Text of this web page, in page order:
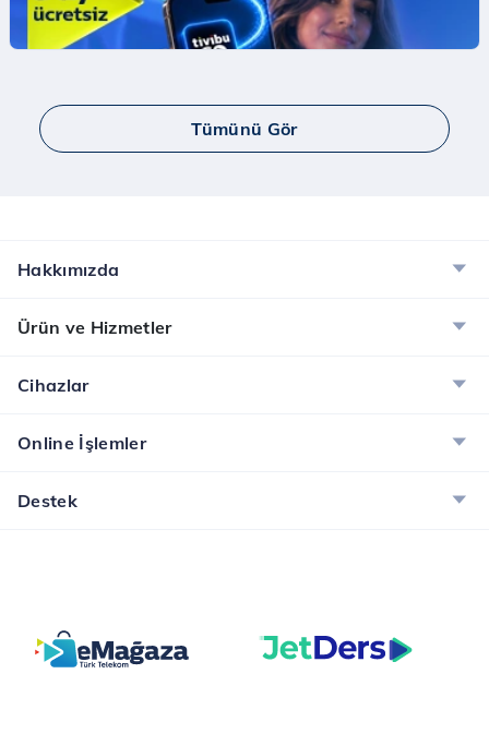
Mobil Ödeme ile App Store'da ilk harcamana
indirim kazan.
İncele
Yaay ve Bip Ücretsiz İnternet Kampanyası
İncele
dünyanın tadını çıkarın!
İncele
Tümünü Gör
Hakkımızda
Ürün ve Hizmetler
Cihazlar
Online İşlemler
Destek